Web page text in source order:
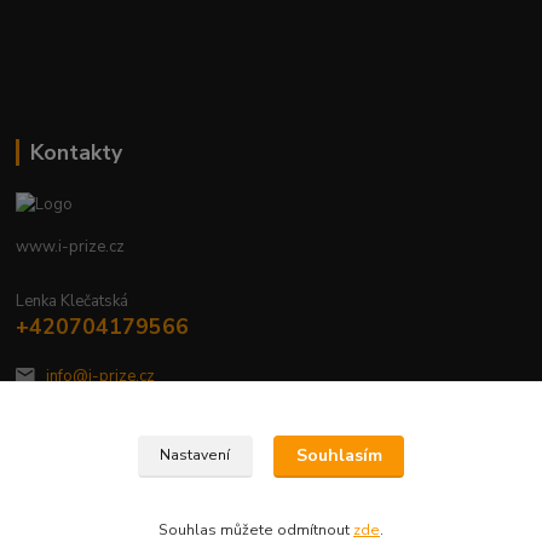
Kontakty
www.i-prize.cz
Lenka Klečatská
+420704179566
info@i-prize.cz
Nastavení Souhlasím
Souhlas můžete odmítnout zde.